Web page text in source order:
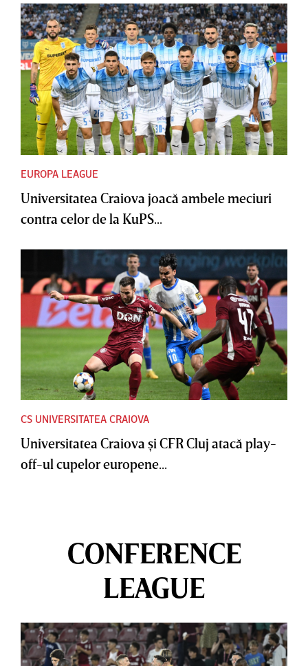
EUROPA LEAGUE
Universitatea Craiova joacă ambele meciuri
contra celor de la KuPS...
CS UNIVERSITATEA CRAIOVA
Universitatea Craiova şi CFR Cluj atacă play-
off-ul cupelor europene...
CONFERENCE
LEAGUE